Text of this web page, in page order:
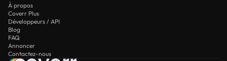
À propos
Coverr Plus
Développeurs / API
Blog
FAQ
Annoncer
Contactez-nous